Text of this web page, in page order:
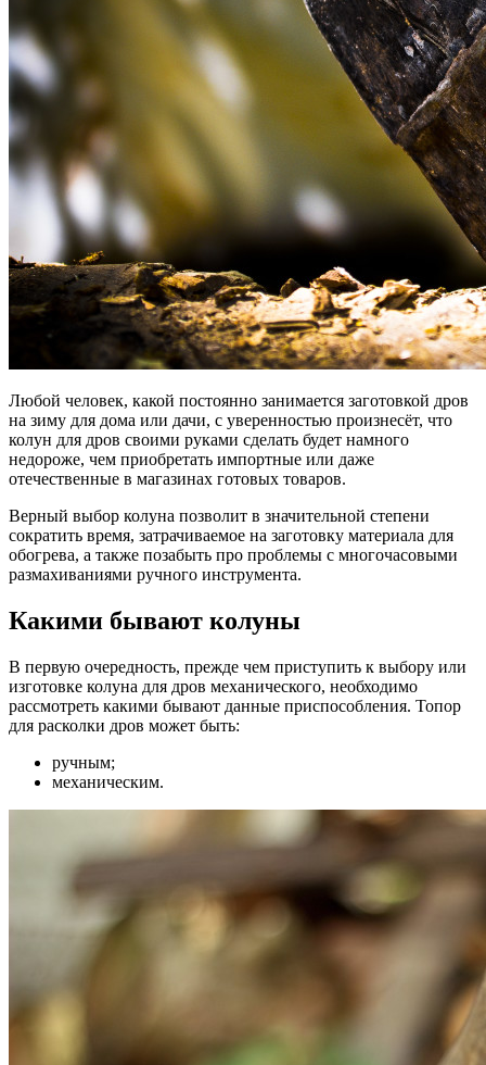
Любой человек, какой постоянно занимается заготовкой дров
на зиму для дома или дачи, с уверенностью произнесёт, что
колун для дров своими руками сделать будет намного
недороже, чем приобретать импортные или даже
отечественные в магазинах готовых товаров.
Верный выбор колуна позволит в значительной степени
сократить время, затрачиваемое на заготовку материала для
обогрева, а также позабыть про проблемы с многочасовыми
размахиваниями ручного инструмента.
Какими бывают колуны
В первую очередность, прежде чем приступить к выбору или
изготовке колуна для дров механического, необходимо
рассмотреть какими бывают данные приспособления. Топор
для расколки дров может быть:
ручным;
механическим.